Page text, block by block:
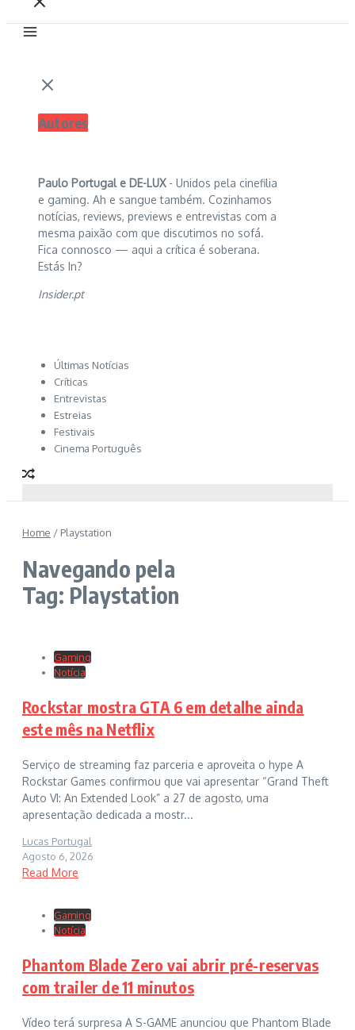
Autores
Paulo Portugal e DE-LUX - Unidos pela cinefilia
e gaming. Ah e sangue também. Cozinhamos
notícias, reviews, previews e entrevistas com a
mesma paixão com que discutimos no sofá.
Fica connosco — aqui a crítica é soberana.
Estás In?
Insider.pt
Últimas Notícias
Críticas
Entrevistas
Estreias
Festivais
Cinema Português
Home / Playstation
Navegando pela
Tag: Playstation
Gaming
Notícia
Rockstar mostra GTA 6 em detalhe ainda
este mês na Netflix
Serviço de streaming faz parceria e aproveita o hype A
Rockstar Games confirmou que vai apresentar “Grand Theft
Auto VI: An Extended Look” a 27 de agosto, uma
apresentação dedicada a mostr...
Lucas Portugal
Agosto 6, 2026
Read More
Gaming
Notícia
Phantom Blade Zero vai abrir pré-reservas
com trailer de 11 minutos
Vídeo terá surpresa A S-GAME anunciou que Phantom Blade